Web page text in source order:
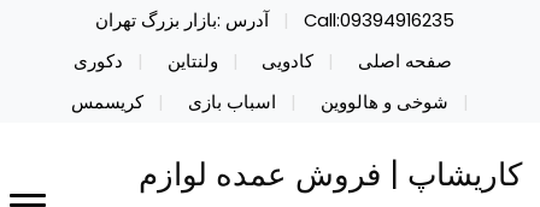
Call:09394916235
آدرس :بازار بزرگ تهران
صفحه اصلی
کادویی ولنتاین
دکوری
شوخی و هالووین
اسباب بازی کریسمس
کاریشاپ | فروش عمده لوازم